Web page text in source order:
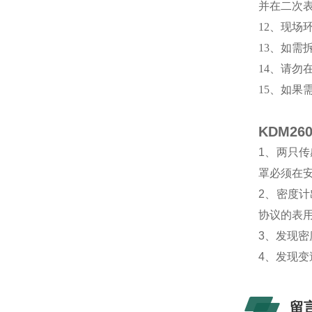
并在二次
12、现场
13、如需
14、请勿
15、如果
1、两只
罩必须在
2、密度
协议的表
3、发现
4、发现
留